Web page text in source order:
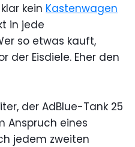
kein Kastenwagen
in jede
so etwas kauft,
der Eisdiele. Eher den
der AdBlue-Tank 25
Anspruch eines
jedem zweiten